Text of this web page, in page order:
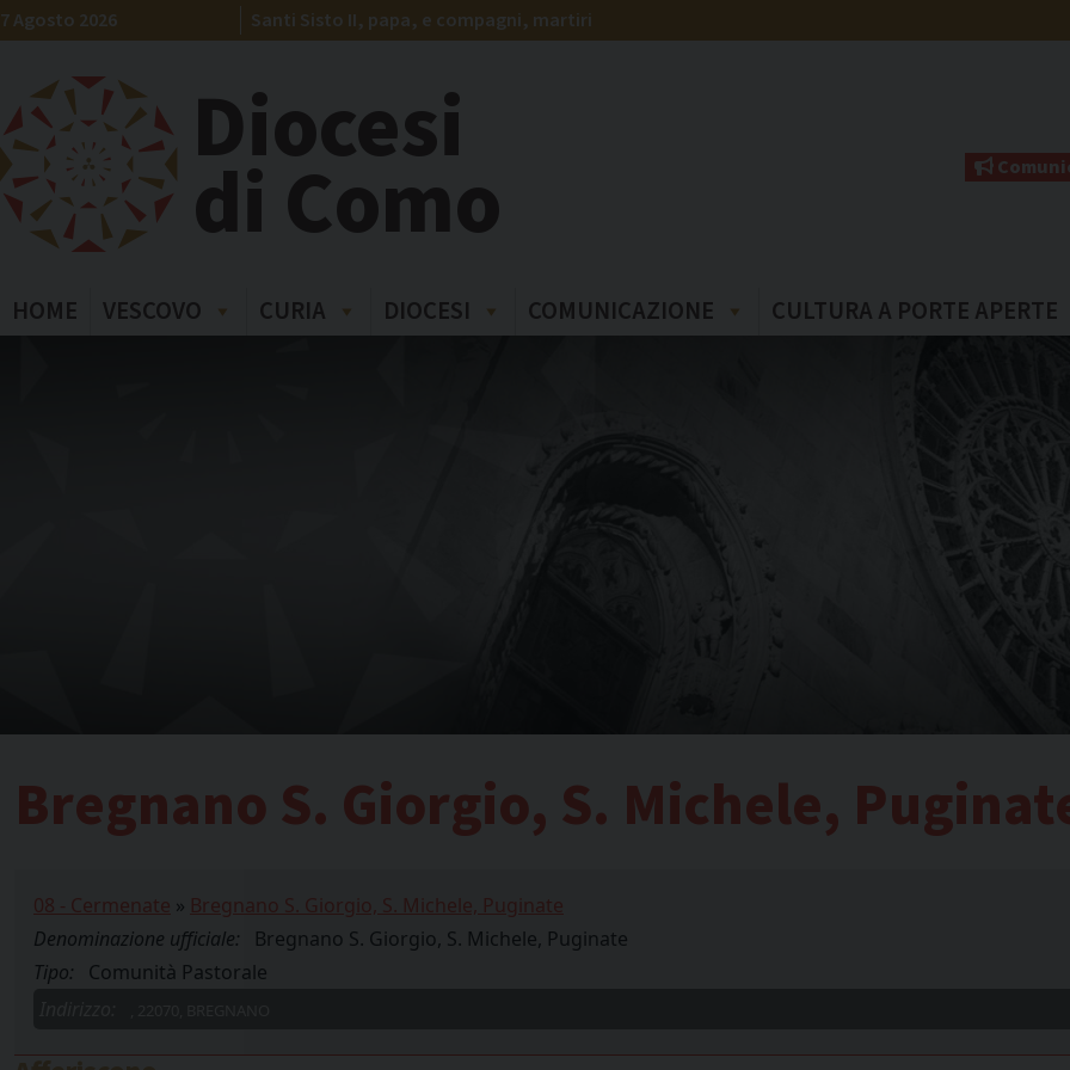
Skip
to
7 Agosto 2026 Santi Sisto II, papa, e compagni, martiri
Diocesi
di Como
HOME VESCOVO CURIA DIOCESI COMUNICAZIONE CULTURA A PORTE APERTE
Bregnano S. Giorgio, S. Michele,
08 - Cermenate » Bregnano S. Giorgio, S. Michele, Puginate
Denominazione ufficiale:
Bregnano S. Giorgio, S. Michele, Puginate
Tipo:
Comunità Pastorale